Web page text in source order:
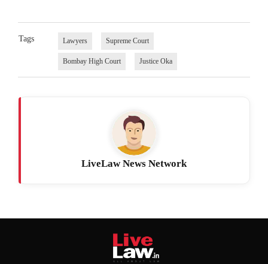
Tags Lawyers Supreme Court
Bombay High Court Justice Oka
LiveLaw News Network